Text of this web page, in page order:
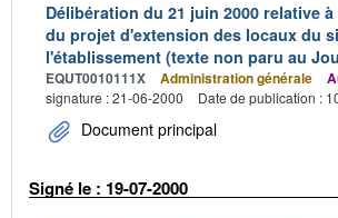
Délibération du 21 juin 2000 relative
du projet d'extension des locaux du
l'établissement (texte non paru au
EQUT0010111X Administration générale
signature : 21-06-2000
Date de publication :
Document principal
Signé le : 19-07-2000